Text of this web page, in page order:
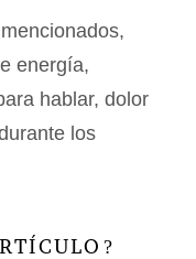
energía,
hablar, dolor
los
?